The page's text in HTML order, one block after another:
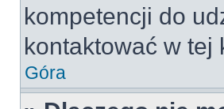
kompetencji do
kontaktować w tej
Góra